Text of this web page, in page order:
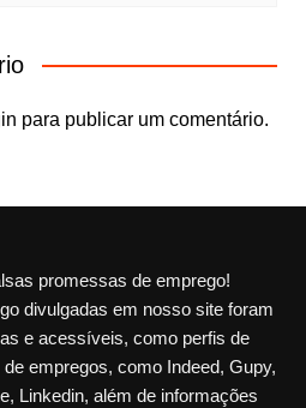
para publicar um comentário.
promessas de emprego!
divulgadas em nosso site foram
e acessíveis, como perfis de
empregos, como Indeed, Gupy,
Linkedin, além de informações